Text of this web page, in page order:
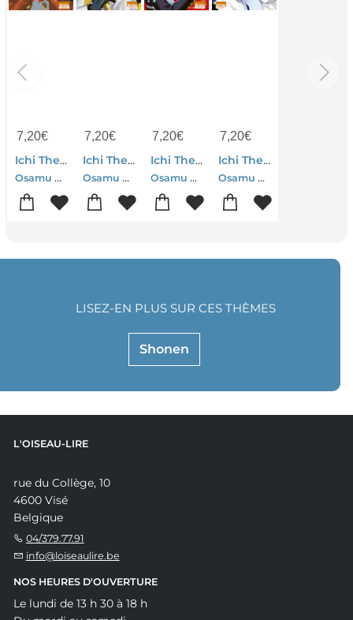
7,20€
Ichi The Witch Tome 5
Osamu Nishi-Shiro Usazaki
7,20€
Ichi The Witch Tome 2
Osamu Nishi-Shiro Usazaki
7,20€
Ichi The Witch Tome 1
Osamu Nishi-Shiro Usazaki
7,20€
Ichi The Witch Tome 3
Osamu Nishi-Shiro Usazaki
Shonen
LISEZ-EN PLUS SUR CES THÈMES
L'OISEAU-LIRE
rue du Collège, 10
4600 Visé
Belgique
04/379.77.91
info@loiseaulire.be
NOS HEURES D'OUVERTURE
Le lundi de 13 h 30 à 18 h